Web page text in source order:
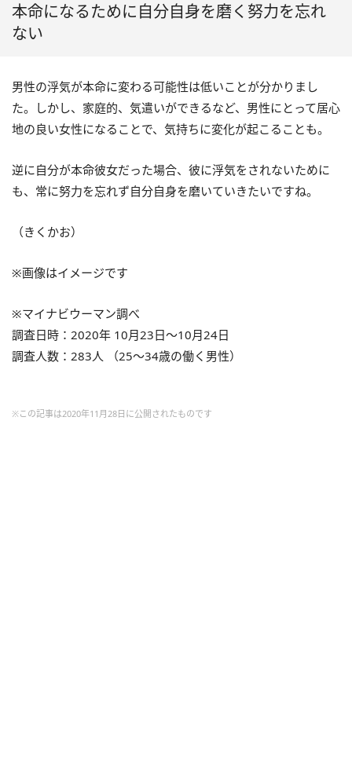
本命になるために自分自身を磨く努力を忘れ
ない
男性の浮気が本命に変わる可能性は低いことが分かりまし
た。しかし、家庭的、気遣いができるなど、男性にとって居心
地の良い女性になることで、気持ちに変化が起こることも。
逆に自分が本命彼女だった場合、彼に浮気をされないために
も、常に努力を忘れず自分自身を磨いていきたいですね。
（きくかお）
※画像はイメージです
※マイナビウーマン調べ
調査日時：2020年 10月23日～10月24日
調査人数：283人 （25～34歳の働く男性）
※この記事は2020年11月28日に公開されたものです